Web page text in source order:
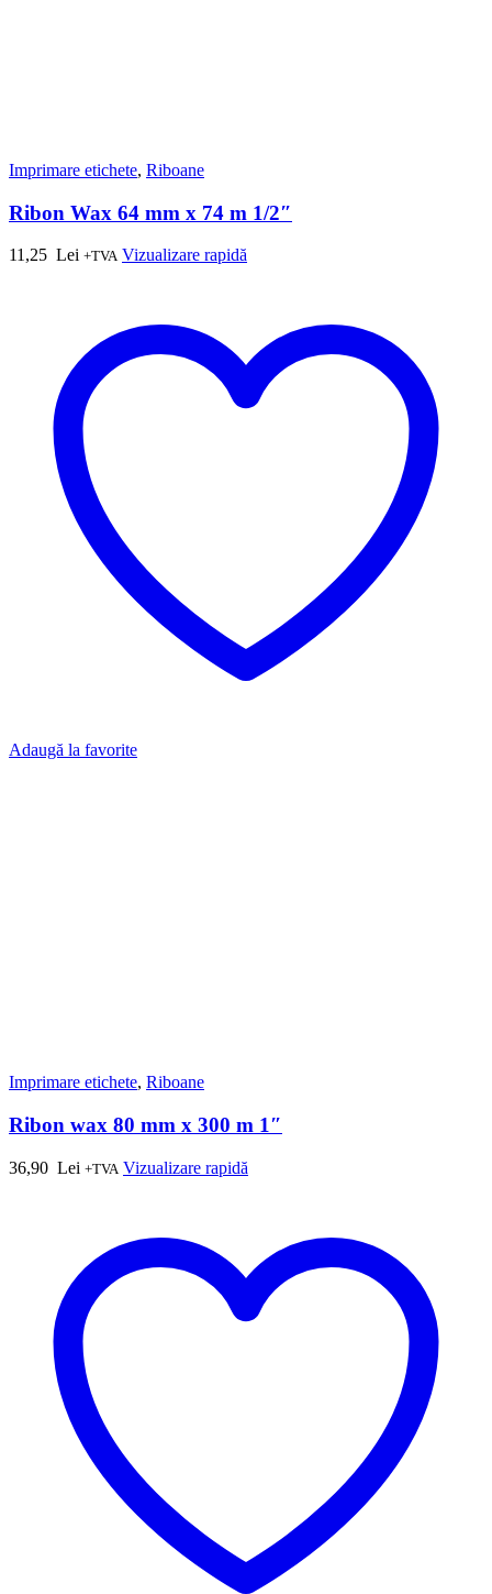
Imprimare etichete, Riboane
Ribon Wax 64 mm x 74 m 1/2″
11,25 Lei +TVA Vizualizare rapidă
Adaugă la favorite
Imprimare etichete, Riboane
Ribon wax 80 mm x 300 m 1″
36,90 Lei +TVA Vizualizare rapidă